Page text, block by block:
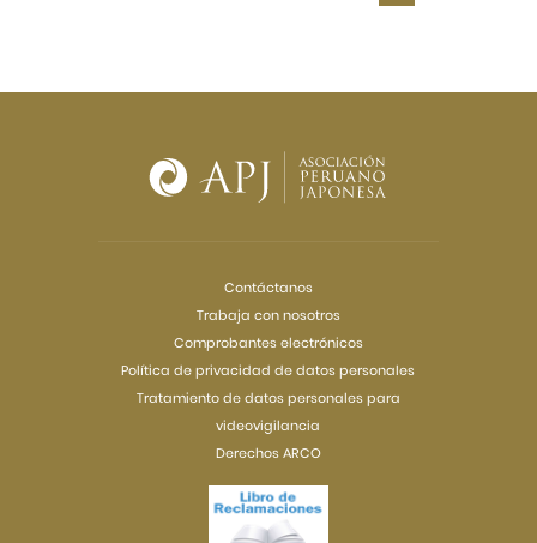
Contáctanos
Trabaja con nosotros
Comprobantes electrónicos
Política de privacidad de datos personales
Tratamiento de datos personales para
videovigilancia
Derechos ARCO